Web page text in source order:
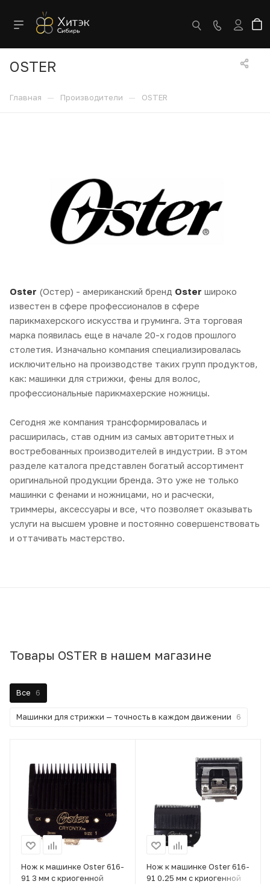
OSTER
Главная — Производители — OSTER
Oster (Остер) - американский бренд Oster широко
известен в сфере профессионалов в сфере
парикмахерского искусства и груминга. Эта торговая
марка появилась еще в начале 20-х годов прошлого
столетия. Изначально компания специализировалась
исключительно на производстве таких групп продуктов,
как: машинки для стрижки, фены для волос,
профессиональные парикмахерские ножницы.
Сегодня же компания трансформировалась и
расширилась, став одним из самых авторитетных и
востребованных производителей в индустрии. В этом
разделе каталога представлен богатый ассортимент
оригинальной продукции бренда. Это уже не только
машинки с фенами и ножницами, но и расчески,
триммеры, аксессуары и все, что позволяет оказывать
услуги на высшем уровне и постоянно совершенствовать
и оттачивать мастерство.
Товары OSTER в нашем магазине
Все 6
Машинки для стрижки — точность в каждом движении 6
Нож к машинке Oster 616-
91 3 мм с криогенной
Нож к машинке Oster 616-
91 0.25 мм с криогенной